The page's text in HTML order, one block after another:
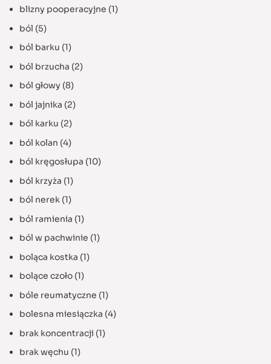
blizny pooperacyjne (1)
ból (5)
ból barku (1)
ból brzucha (2)
ból głowy (8)
ból jajnika (2)
ból karku (2)
ból kolan (4)
ból kręgosłupa (10)
ból krzyża (1)
ból nerek(1)
ból ramienia (1)
ból w pachwinie (1)
boląca kostka (1)
bolące czoło(1)
bóle reumatyczne (1)
bolesna miesiączka (4)
brak koncentracji (1)
brak węchu (1)